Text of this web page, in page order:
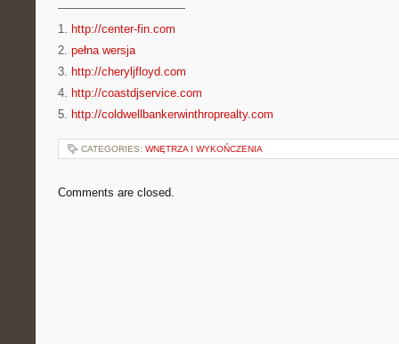
———————————
1. http://center-fin.com
2. pełna wersja
3. http://cheryljfloyd.com
4. http://coastdjservice.com
5. http://coldwellbankerwinthroprealty.com
CATEGORIES: WNĘTRZA I WYKOŃCZENIA
Comments are closed.